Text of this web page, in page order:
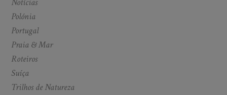
Notícias
Polónia
Portugal
Praia & Mar
Roteiros
Suíça
Trilhos de Natureza